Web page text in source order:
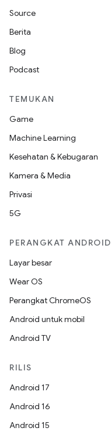
Source
Berita
Blog
Podcast
TEMUKAN
Game
Machine Learning
Kesehatan & Kebugaran
Kamera & Media
Privasi
5G
PERANGKAT ANDROID
Layar besar
Wear OS
Perangkat ChromeOS
Android untuk mobil
Android TV
RILIS
Android 17
Android 16
Android 15